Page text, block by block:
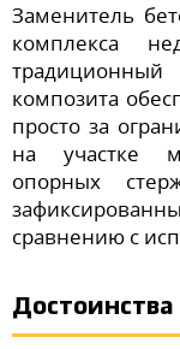
Заменитель
комплекса
композита
просто за
на участке
опорных
сравнению с